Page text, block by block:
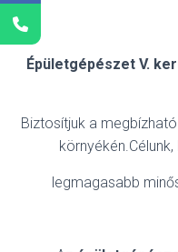
Épületgépészet V.
Biztosítjuk a
legmagasabb